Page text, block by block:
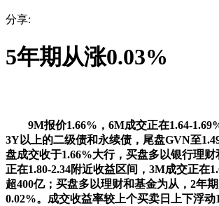
分享:
5年期从涨0.03%
9M报价1.66%，6M成交正在1.64-
3Y以上的二级债和永续债，尾盘GVN至
盘成交收于1.66%大行，买盘多以银行理财
正在1.80-2.34附近收益区间，3M成交正在
超400亿；买盘多以理财和基金为从，2年
0.02%。成交收益率较上个买卖日上下浮动